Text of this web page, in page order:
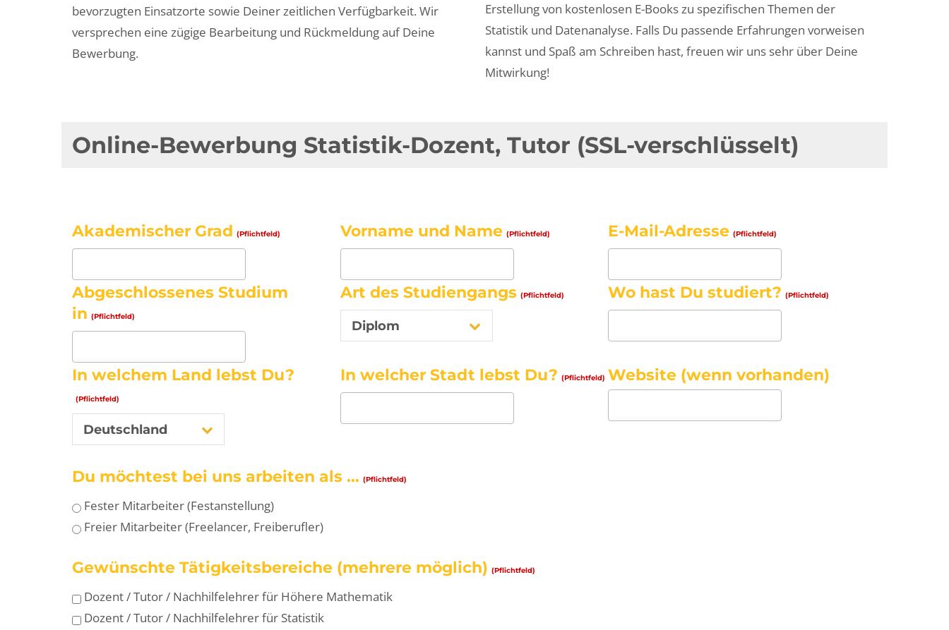
bevorzugten Einsatzorte sowie Deiner zeitlichen Verfügbarkeit. Wir
versprechen eine zügige Bearbeitung und Rückmeldung auf Deine
Bewerbung.
Erstellung von kostenlosen E-Books zu spezifischen Themen der
Statistik und Datenanalyse. Falls Du passende Erfahrungen vorweisen
kannst und Spaß am Schreiben hast, freuen wir uns sehr über Deine
Mitwirkung!
Online-Bewerbung Statistik-Dozent, Tutor (SSL-verschlüsselt)
Akademischer Grad (Pflichtfeld) Vorname und Name (Pflichtfeld) E-Mail-Adresse (Pflichtfeld)
Abgeschlossenes Studium
in (Pflichtfeld)
Art des Studiengangs (Pflichtfeld)
Diplom
Wo hast Du studiert? (Pflichtfeld)
In welchem Land lebst Du?
(Pflichtfeld)
Deutschland
In welcher Stadt lebst Du? (Pflichtfeld) Website (wenn vorhanden)
Du möchtest bei uns arbeiten als ... (Pflichtfeld)
Fester Mitarbeiter (Festanstellung)
Freier Mitarbeiter (Freelancer, Freiberufler)
Gewünschte Tätigkeitsbereiche (mehrere möglich) (Pflichtfeld)
Dozent / Tutor / Nachhilfelehrer für Höhere Mathematik
Dozent / Tutor / Nachhilfelehrer für Statistik